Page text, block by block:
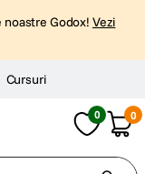
noastre Godox! Vezi
Cursuri
0 0